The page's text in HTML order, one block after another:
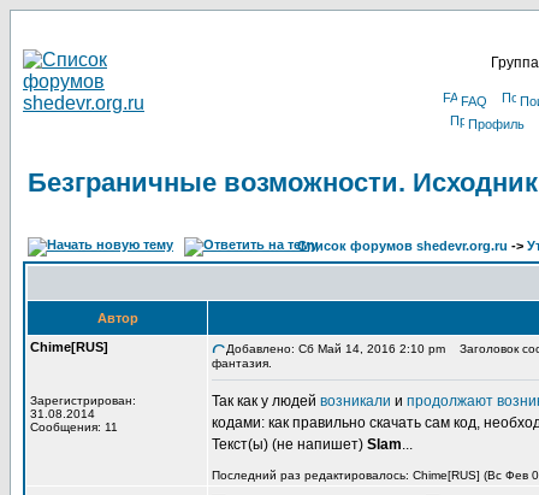
FAQ
Профиль
Безграничные возможности.
Список форумов shedevr.org.ru ->
Автор
Chime[RUS]
Зарегистрирован:
31.08.2014
Сообщения: 11
Добавлено: Сб Май 14, 2016 2:10 pm
Заголовок
фантазия.
Так как у людей возникали и продолжают
кодами: как правильно скачать сам код,
Текст(ы) (не напишет) Slam...
Последний раз редактировалось: Chime[RUS] (Вс Фев